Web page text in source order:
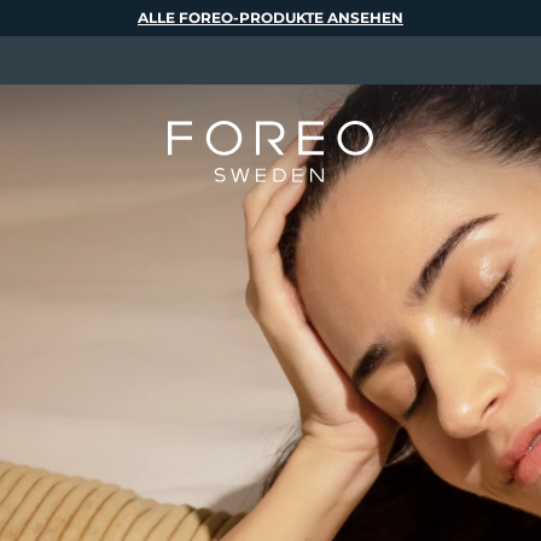
ALLE FOREO-PRODUKTE ANSEHEN